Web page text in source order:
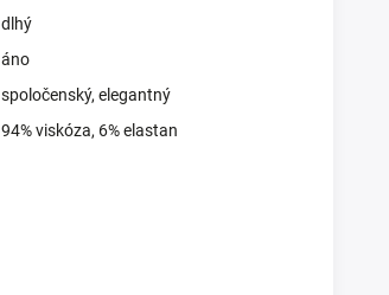
dlhý
áno
spoločenský, elegantný
94% viskóza, 6% elastan